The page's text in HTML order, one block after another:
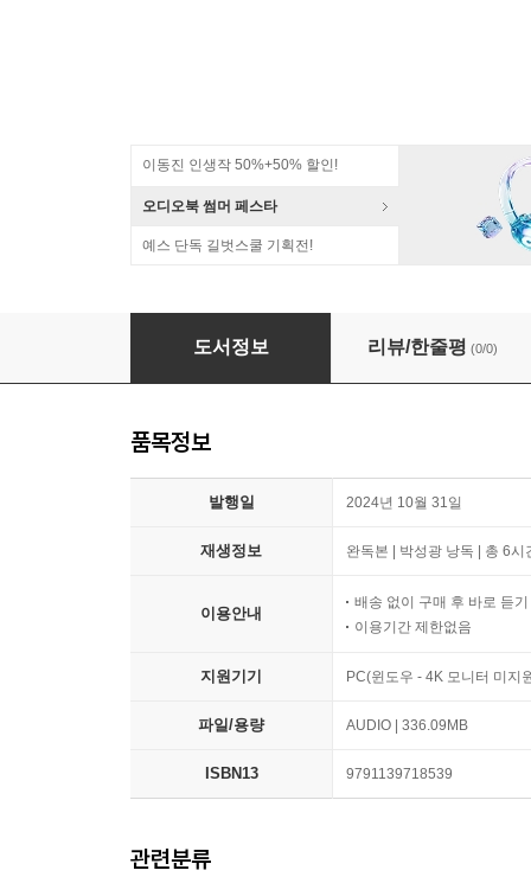
이동진 인생작 50%+50% 할인!
오디오북 썸머 페스타
예스 단독 길벗스쿨 기획전!
바빌론 부자들의 돈 버는 지혜
도서정보 리뷰/한줄평 (0/0)
품목정보
발행일 2024년 10월 31일
재생정보 완독본 | 박성광 낭독 | 총 6시
이용안내
배송 없이 구매 후 바로 듣기
이용기간 제한없음
지원기기 PC(윈도우 - 4K 모니터 미지
파일/용량 AUDIO | 336.09MB
ISBN13 9791139718539
관련분류